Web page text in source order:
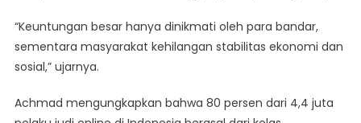
“Keuntungan besar hanya dinikmati oleh para bandar,
sementara masyarakat kehilangan stabilitas ekonomi dan
sosial,” ujarnya.
Achmad mengungkapkan bahwa 80 persen dari 4,4 juta